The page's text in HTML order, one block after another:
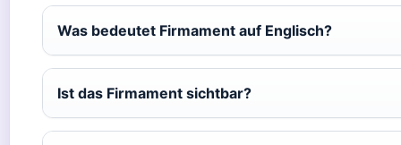
Was bedeutet Firmament auf Englisch?
Ist das Firmament sichtbar?